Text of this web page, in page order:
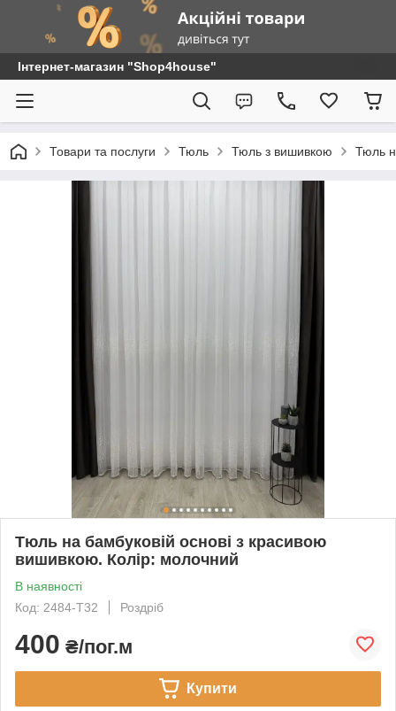
Інтернет-магазин "Shop4house"
Товари та послуги Тюль Тюль з вишивкою Тюль
Тюль на бамбуковій основі з красивою
вишивкою. Колір: молочний
В наявності
Код: 2484-T32
Роздріб
400 ₴/пог.м
Купити